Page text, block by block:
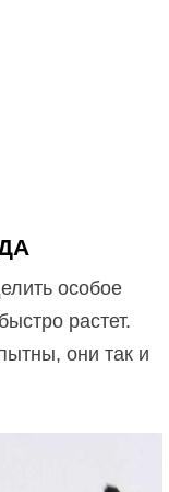
особое
растет.
они так и